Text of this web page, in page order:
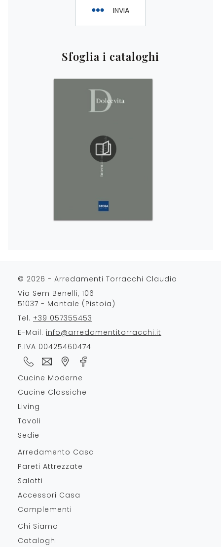
Sfoglia i cataloghi
INVIA
© 2026 - Arredamenti Torracchi Claudio
Via Sem Benelli, 106
51037 - Montale (Pistoia)
Tel. +39 057355453
E-Mail. info@arredamentitorracchi.it
P.IVA 00425460474
Cucine Moderne
Cucine Classiche
Living
Tavoli
Sedie
Arredamento Casa
Pareti Attrezzate
Salotti
Accessori Casa
Complementi
Chi Siamo
Cataloghi